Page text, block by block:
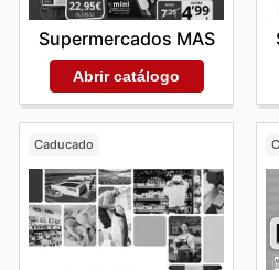
Supermercados MAS
Abrir catálogo
Caducado